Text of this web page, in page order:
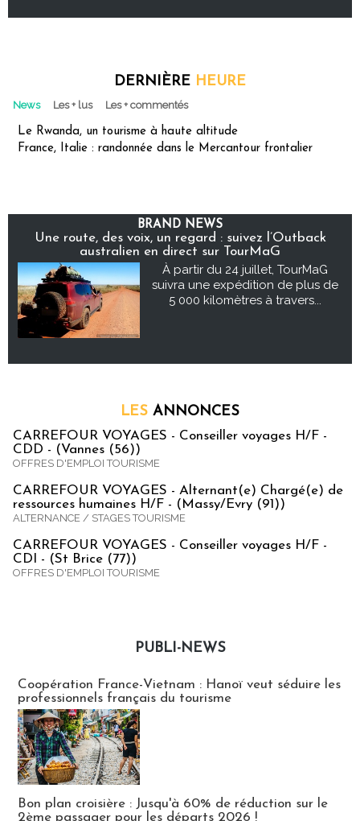
DERNIÈRE HEURE
News Les + lus Les + commentés
Le Rwanda, un tourisme à haute altitude
France, Italie : randonnée dans le Mercantour frontalier
BRAND NEWS
Une route, des voix, un regard : suivez l’Outback
australien en direct sur TourMaG
À partir du 24 juillet, TourMaG
suivra une expédition de plus de
5 000 kilomètres à travers...
LES ANNONCES
CARREFOUR VOYAGES - Conseiller voyages H/F -
CDD - (Vannes (56))
OFFRES D'EMPLOI TOURISME
CARREFOUR VOYAGES - Alternant(e) Chargé(e) de
ressources humaines H/F - (Massy/Evry (91))
ALTERNANCE / STAGES TOURISME
CARREFOUR VOYAGES - Conseiller voyages H/F -
CDI - (St Brice (77))
OFFRES D'EMPLOI TOURISME
PUBLI-NEWS
Coopération France-Vietnam : Hanoï veut séduire les
professionnels français du tourisme
Bon plan croisière : Jusqu'à 60% de réduction sur le
2ème passager pour les départs 2026 !